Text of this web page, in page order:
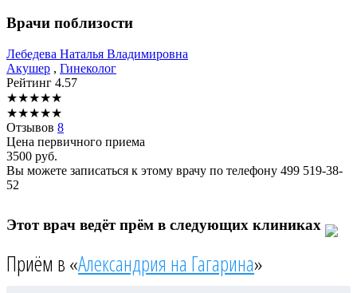
Врачи поблизости
Лебедева Наталья Владимировна
Акушер , Гинеколог
Рейтинг 4.57
★★★★★
★★★★★
Отзывов 8
Цена первичного приема
3500 руб.
Вы можете записаться к этому врачу по телефону 499 519-38-
52
Этот врач ведёт прём в следующих клиниках
Приём в «Александрия на Гагарина»